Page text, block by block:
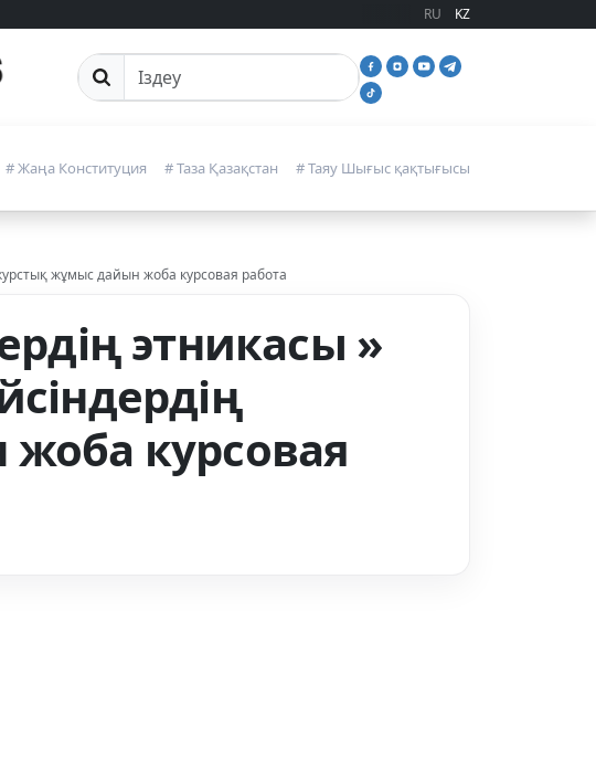
RU KZ
Сайттан іздеу
# Жаңа Конституция # Таза Қазақстан # Таяу Шығыс қақтығысы
жұмыс дайын жоба курсовая работа
этникасы »
курсовая